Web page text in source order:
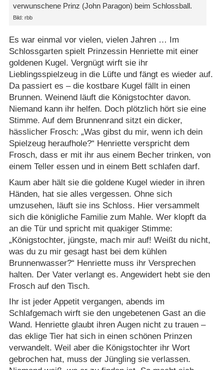
verwunschene Prinz (John Paragon) beim Schlossball.
Bild: rbb
Es war einmal vor vielen, vielen Jahren … Im
Schlossgarten spielt Prinzessin Henriette mit einer
goldenen Kugel. Vergnügt wirft sie ihr
Lieblingsspielzeug in die Lüfte und fängt es wieder auf.
Da passiert es – die kostbare Kugel fällt in einen
Brunnen. Weinend läuft die Königstochter davon.
Niemand kann ihr helfen. Doch plötzlich hört sie eine
Stimme. Auf dem Brunnenrand sitzt ein dicker,
hässlicher Frosch: „Was gibst du mir, wenn ich dein
Spielzeug heraufhole?“ Henriette verspricht dem
Frosch, dass er mit ihr aus einem Becher trinken, von
einem Teller essen und in einem Bett schlafen darf.
Kaum aber hält sie die goldene Kugel wieder in ihren
Händen, hat sie alles vergessen. Ohne sich
umzusehen, läuft sie ins Schloss. Hier versammelt
sich die königliche Familie zum Mahle. Wer klopft da
an die Tür und spricht mit quakiger Stimme:
„Königstochter, jüngste, mach mir auf! Weißt du nicht,
was du zu mir gesagt hast bei dem kühlen
Brunnenwasser?“ Henriette muss ihr Versprechen
halten. Der Vater verlangt es. Angewidert hebt sie den
Frosch auf den Tisch.
Ihr ist jeder Appetit vergangen, abends im
Schlafgemach wirft sie den ungebetenen Gast an die
Wand. Henriette glaubt ihren Augen nicht zu trauen –
das eklige Tier hat sich in einen schönen Prinzen
verwandelt. Weil aber die Königstochter ihr Wort
gebrochen hat, muss der Jüngling sie verlassen.